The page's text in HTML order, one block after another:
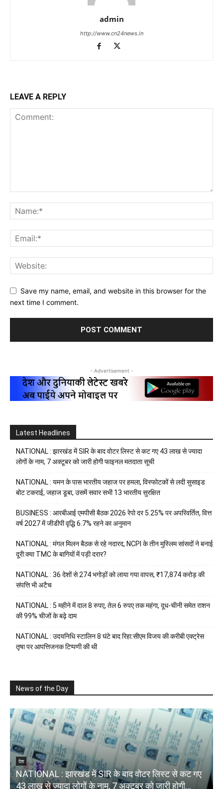
admin
http://www.cn24news.in
LEAVE A REPLY
Save my name, email, and website in this browser for the
next time I comment.
- Advertisement -
Latest Headlines
NATIONAL : झारखंड में SIR के बाद वोटर ल‍िस्‍ट से कट गए 43 लाख से ज्‍यादा
लोगों के नाम, 7 अक्‍टूबर को जारी होगी फाइनल मतदाता सूच‍ी
NATIONAL : यमन के पास भारतीय जहाज पर हमला, विस्फोटकों से लदी सुसाइड
बोट टकराई, जहाज डूबा, उसमें सवार सभी 13 भारतीय सुरक्षित
BUSINESS : आरबीआई एमपीसी बैठक 2026 रेपो दर 5.25% पर अपरिवर्तित, वित्त
वर्ष 2027 में जीडीपी वृद्धि 6.7% रहने का अनुमान
NATIONAL : मंगल मिलन बैठक से रहे नदारद, NCPI के तीन मुस्लिम सांसदों ने बनाई
दूरी:क्या TMC के बागियों में पड़ी दरार?
NATIONAL : 36 देशों से 274 भगोड़ों को लाया गया वापस, ₹17,874 करोड़ की
संपत्ति भी अटैच
NATIONAL : 5 महीने में दाल 8 रुपए, तेल 6 रुपए तक महंगा, दूध-चीनी समेत राशन
की 99% चीजों के बढ़े दाम
NATIONAL : उदयनिधि स्टालिन 8 घंटे बाद रिहा:सीएम विजय की करीबी एक्ट्रेस
तृषा पर आपत्तिजनक टिप्पणी की थी
News of the Day
देश
NATIONAL : झारखंड में SIR के बाद वोटर ल‍िस्‍ट से कट गए
43 लाख से ज्‍यादा लोगों के नाम, 7 अक्‍टूबर को जारी होगी...